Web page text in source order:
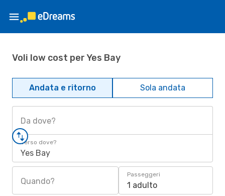
Voli low cost per Yes Bay
Andata e ritorno Sola andata
Da dove?
Verso dove?
Yes Bay
Quando?
Passeggeri
1 adulto